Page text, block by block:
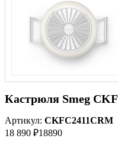
Кастрюля Smeg
Артикул: CKFC2411CRM
18 890 ₽18890